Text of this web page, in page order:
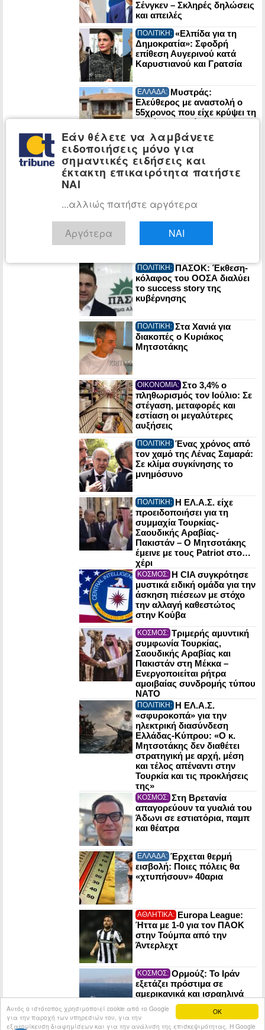
OK
Αυτός ο ιστότοπος χρησιμοποιεί cookie από το Google
για την παροχή των υπηρεσιών του, για την
εξατομίκευση διαφημίσεων και για την ανάλυση της επισκεψιμότητας. Η Google
Σένγκεν – Σκληρές δηλώσεις
και απειλές
ΠΟΛΙΤΙΚΗ: «Ελπίδα για τη
Δημοκρατία»: Σφοδρή
επίθεση Αυγερινού κατά
Καρυστιανού και Γρατσία
ΕΛΛΑΔΑ: Μυστράς:
Ελεύθερος με αναστολή ο
55χρονος που είχε κρύψει τη
σορό του πατέρα του σε
καταψύκτη
ΚΟΣΜΟΣ:
Θολό το τοπίο για
την υγεία του Μοτζταμπά
Χαμενεΐ: Πληροφορίες για
κρίσιμη κατάσταση και
ΕΛΛΑΔΑ: Σέρρες: Νεκροί
μητέρα και γιος σε φρικτό
τροχαίο – Οι πρώτες
εκτιμήσεις
ΠΟΛΙΤΙΚΗ: ΠΑΣΟΚ: Έκθεση-
κόλαφος του ΟΟΣΑ διαλύει
το success story της
κυβέρνησης
ΠΟΛΙΤΙΚΗ: Στα Χανιά για
διακοπές ο Κυριάκος
Μητσοτάκης
ΟΙΚΟΝΟΜΙΑ: Στο 3,4% ο
πληθωρισμός τον Ιούλιο: Σε
στέγαση, μεταφορές και
εστίαση οι μεγαλύτερες
αυξήσεις
ΠΟΛΙΤΙΚΗ: Ένας χρόνος από
τον χαμό της Λένας Σαμαρά:
Σε κλίμα συγκίνησης το
μνημόσυνο
ΠΟΛΙΤΙΚΗ: Η ΕΛ.Α.Σ. είχε
προειδοποιήσει για τη
συμμαχία Τουρκίας-
Σαουδικής Αραβίας-
Πακιστάν – Ο Μητσοτάκης
έμεινε με τους Patriot στο…
χέρι
ΚΟΣΜΟΣ: Η CIA συγκρότησε
μυστικά ειδική ομάδα για την
άσκηση πιέσεων με στόχο
την αλλαγή καθεστώτος
στην Κούβα
ΚΟΣΜΟΣ: Τριμερής αμυντική
συμφωνία Τουρκίας,
Σαουδικής Αραβίας και
Πακιστάν στη Μέκκα –
Ενεργοποιείται ρήτρα
αμοιβαίας συνδρομής τύπου
NATO
ΠΟΛΙΤΙΚΗ: Η ΕΛ.Α.Σ.
«σφυροκοπά» για την
ηλεκτρική διασύνδεση
Ελλάδας-Κύπρου: «Ο κ.
Μητσοτάκης δεν διαθέτει
στρατηγική με αρχή, μέση
και τέλος απέναντι στην
Τουρκία και τις προκλήσεις
της»
ΚΟΣΜΟΣ: Στη Βρετανία
απαγορεύουν τα γυαλιά του
Άδωνι σε εστιατόρια, παμπ
και θέατρα
ΕΛΛΑΔΑ: Έρχεται θερμή
εισβολή: Ποιες πόλεις θα
«χτυπήσουν» 40αρια
ΑΘΛΗΤΙΚΑ: Europa League:
Ήττα με 1-0 για τον ΠΑΟΚ
στην Τούμπα από την
Άντερλεχτ
ΚΟΣΜΟΣ: Ορμούζ: Το Ιράν
εξετάζει πρόστιμα σε
αμερικανικά και ισραηλινά
πλοία που θα το διασχίζουν
Εάν θέλετε να λαμβάνετε
ειδοποιήσεις μόνο για
σημαντικές ειδήσεις και
έκτακτη επικαιρότητα πατήστε
ΝΑΙ
...αλλιώς πατήστε αργότερα
Αργότερα ΝΑΙ